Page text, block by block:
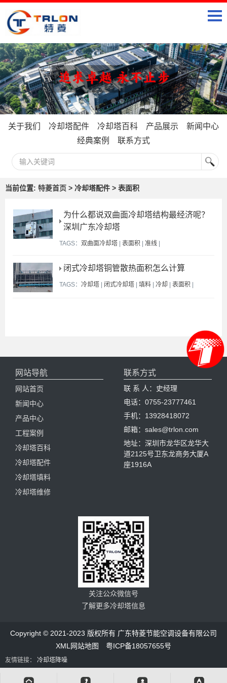
关于我们 冷却塔配件 冷却塔百科 产品展示
新闻中心
经典案例
联系方式
当前位置: 特菱首页 > 冷却塔配件 > 表面积
为什么都说双曲面冷却塔结构最经济呢？
深圳广东冷却塔
TAGS： 双曲面冷却塔 | 表面积 | 准线 |
闭式冷却塔铜管散热面积怎么计算
TAGS： 冷却塔 | 闭式冷却塔 | 填料 | 冷却 | 表面积 |
网站导航
网站首页
新闻中心
产品中心
工程案例
冷却塔百科
冷却塔配件
冷却塔填料
冷却塔维修
联系方式
联 系 人：史经理
电话：0755-23777461
手机：13928418072
邮箱：sales@trlon.com
地址：深圳市龙华区龙华大
道2125号卫东龙商务大厦A
座1916A
关注公众微信号
了解更多冷却塔信息
Copyright © 2021-2023 版权所有 广东特菱节能空调设备有限公司
XML网站地图
粤ICP备18057655号
友情链接： 冷却塔降噪